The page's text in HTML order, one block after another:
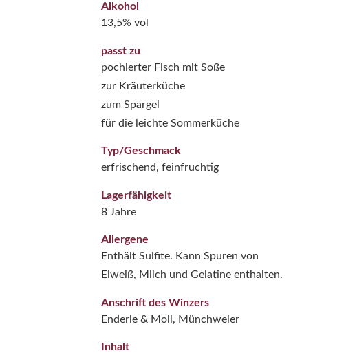
Alkohol
13,5% vol
passt zu
pochierter Fisch mit Soße
zur Kräuterküche
zum Spargel
für die leichte Sommerküche
Typ/Geschmack
erfrischend, feinfruchtig
Lagerfähigkeit
8 Jahre
Allergene
Enthält Sulfite. Kann Spuren von
Eiweiß, Milch und Gelatine enthalten.
Anschrift des Winzers
Enderle & Moll, Münchweier
Inhalt